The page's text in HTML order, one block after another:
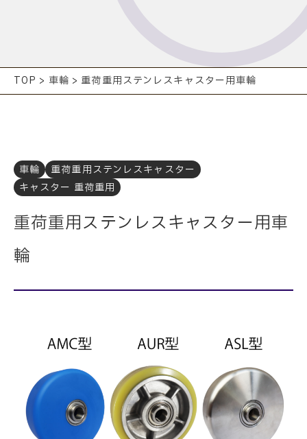
TOP > 車輪 > 重荷重用ステンレスキャスター用車輪
車輪
重荷重用ステンレスキャスター
キャスター 重荷重用
重荷重用ステンレスキャスター用車
輪